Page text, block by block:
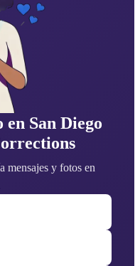
San Diego
mensajes y fotos en